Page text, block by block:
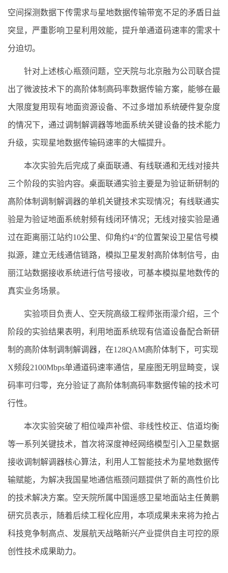
空间探测数据下传需求与星地数据传输带宽不足的矛盾日益
突显，严重影响卫星利用效能，提升单通道码速率的需求十
分迫切。
针对上述核心瓶颈问题，空天院与北京融为公司联合提
出了微波技术下的高阶体制高码率数据传输方案，能够在最
大限度复用现有地面资源设备、不过多增加系统硬件复杂度
的情况下，通过调制解调器等地面系统关键设备的技术能力
升级，实现星地数据传输码速率的大幅提升。
本次实验先后完成了桌面联通、有线联通和无线对接共
三个阶段的实验内容。桌面联通实验主要是为验证新研制的
高阶体制调制解调器的单机关键技术实现情况；有线联通实
验是为验证地面系统射频有线闭环情况；无线对接实验是通
过在距离丽江站约10公里、仰角约4°的位置架设卫星信号模
拟源，建立无线通信链路，模拟卫星发射高阶体制信号，由
丽江站数据接收系统进行信号接收，可基本模拟星地数传的
真实业务场景。
实验项目负责人、空天院高级工程师张雨濛介绍，三个
阶段的实验结果表明，利用地面系统现有信道设备配合新研
制的高阶体制调制解调器，在128QAM高阶体制下，可实现
X频段2100Mbps单通道码速率通信，星座图无明显畸变，误
码率可归零，充分验证了高阶体制高码率数据传输的技术可
行性。
本次实验突破了相位噪声补偿、非线性校正、信道均衡
等一系列关键技术，首次将深度神经网络模型引入卫星数据
接收调制解调器核心算法，利用人工智能技术为星地数据传
输赋能，为解决我国星地通信瓶颈问题提供了新的高性价比
的技术解决方案。空天院所属中国遥感卫星地面站主任黄鹏
研究员表示，随着后续工程化应用，本项成果未来将为抢占
科技竞争制高点、发展航天战略新兴产业提供自主可控的原
创性技术成果助力。